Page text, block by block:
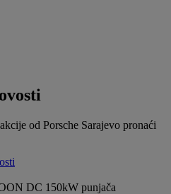
od Porsche Sarajevo pronaći
DC 150kW punjača